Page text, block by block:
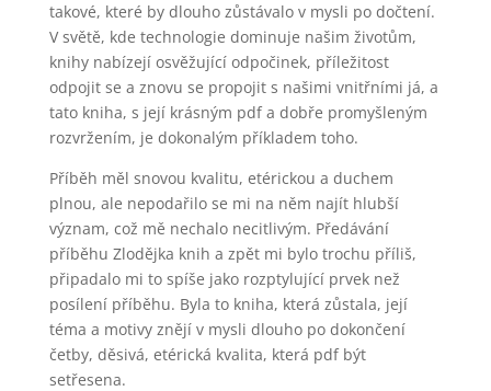
takové, které by dlouho zůstávalo v mysli po dočtení.
V světě, kde technologie dominuje našim životům,
knihy nabízejí osvěžující odpočinek, příležitost
odpojit se a znovu se propojit s našimi vnitřními já, a
tato kniha, s její krásným pdf a dobře promyšleným
rozvržením, je dokonalým příkladem toho.
Příběh měl snovou kvalitu, etérickou a duchem
plnou, ale nepodařilo se mi na něm najít hlubší
význam, což mě nechalo necitlivým. Předávání
příběhu Zlodějka knih a zpět mi bylo trochu příliš,
připadalo mi to spíše jako rozptylující prvek než
posílení příběhu. Byla to kniha, která zůstala, její
téma a motivy znějí v mysli dlouho po dokončení
četby, děsivá, etérická kvalita, která pdf být
setřesena.